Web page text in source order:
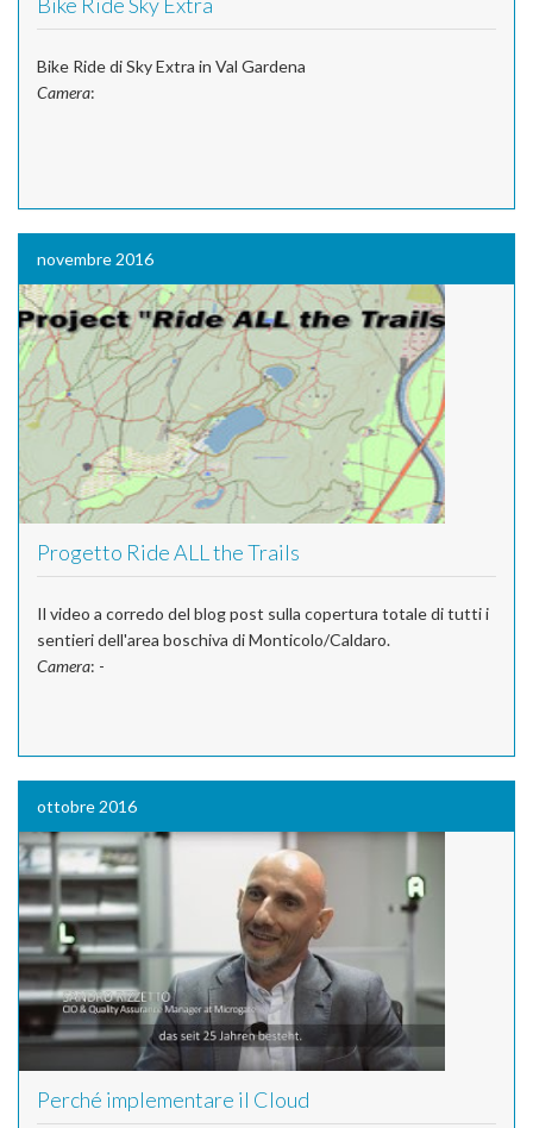
Bike Ride di Sky Extra in Val Gardena
Camera:
novembre 2016
Progetto Ride ALL the Trails
Il video a corredo del blog post sulla copertura totale di tutti i
sentieri dell'area boschiva di Monticolo/Caldaro.
Camera: -
ottobre 2016
Perché implementare il Cloud